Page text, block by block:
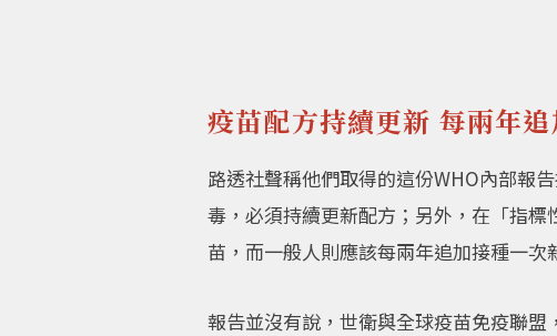
疫苗配方持續更新 每兩年
路透社聲稱他們取得的這份WHO內部報
毒，必須持續更新配方；另外，在「指
苗，而一般人則應該每兩年追加接種一次
報告並沒有說，世衛與全球疫苗免疫聯